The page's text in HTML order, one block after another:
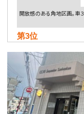
開放感のある角地区画。
第3位
２０１５年６月築、積水ハ
第4位